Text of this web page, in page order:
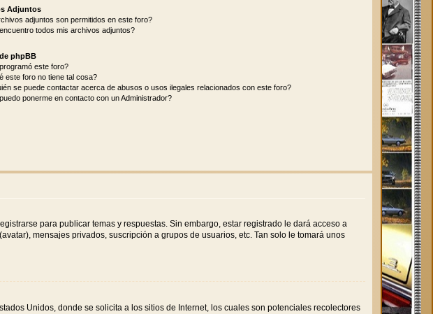
Adjuntos
adjuntos son permitidos en este foro?
todos mis archivos adjuntos?
phpBB
este foro?
este foro no tiene tal cosa?
se puede contactar acerca de abusos o usos ilegales relacionados con este foro?
ponerme en contacto con un Administrador?
para publicar temas y respuestas. Sin embargo, estar registrado le dará acceso a
mensajes privados, suscripción a grupos de usuarios, etc. Tan solo le tomará unos
Unidos, donde se solicita a los sitios de Internet, los cuales son potenciales recolectores